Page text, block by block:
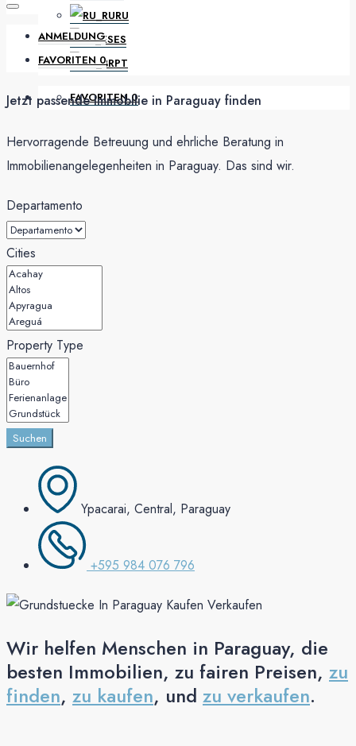
RU
ES
PT
FAVORITEN0
ANMELDUNG
FAVORITEN 0
Jetzt passende Immobilie in Paraguay finden
Hervorragende Betreuung und ehrliche Beratung in
Immobilienangelegenheiten in Paraguay. Das sind wir.
Departamento
Cities
Property Type
Suchen
Ypacarai, Central, Paraguay
+595 984 076 796
Wir helfen Menschen in Paraguay, die
besten Immobilien, zu fairen Preisen, zu
finden, zu kaufen, und zu verkaufen.